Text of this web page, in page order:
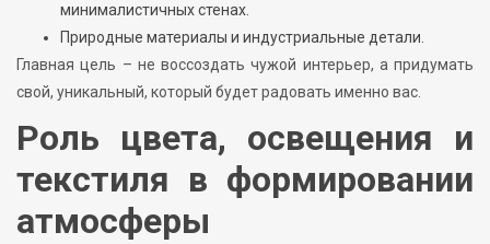
минималистичных стенах.
Природные материалы и индустриальные детали.
Главная цель – не воссоздать чужой интерьер, а придумать
свой, уникальный, который будет радовать именно вас.
Роль цвета, освещения и
текстиля в формировании
атмосферы